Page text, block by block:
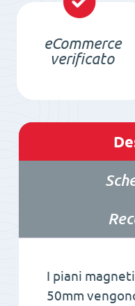
eCommerce
verificato
I piani
50mm